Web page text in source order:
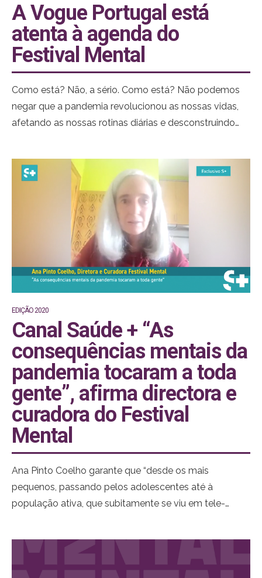
A Vogue Portugal está
atenta à agenda do
Festival Mental
Como está? Não, a sério. Como está? Não podemos
negar que a pandemia revolucionou as nossas vidas,
afetando as nossas rotinas diárias e desconstruindo
EDIÇÃO 2020
Canal Saúde + “As
consequências mentais da
pandemia tocaram a toda
gente”, afirma directora e
curadora do Festival
Mental
Ana Pinto Coelho garante que “desde os mais
pequenos, passando pelos adolescentes até à
população ativa, que subitamente se viu em tele-
lembra que felizmente as consequências físicas da
COVID-19 não vão atingir todos, mas o mesmo já não